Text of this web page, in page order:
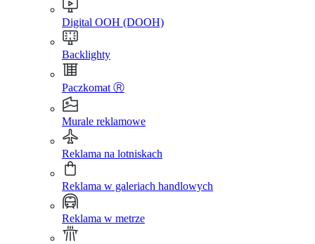
Digital OOH (DOOH)
Backlighty
Paczkomat Ⓡ
Murale reklamowe
Reklama na lotniskach
Reklama w galeriach handlowych
Reklama w metrze